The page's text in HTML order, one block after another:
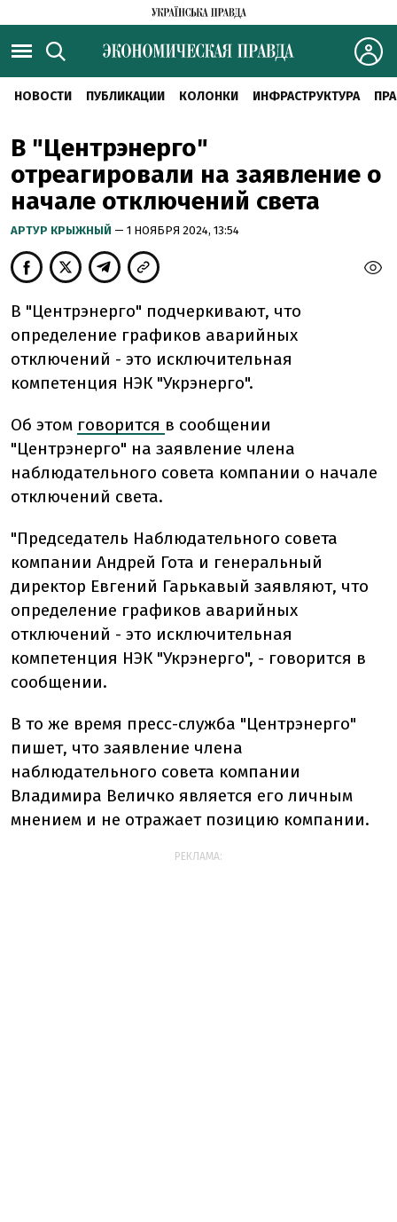
НОВОСТИ ПУБЛИКАЦИИ КОЛОНКИ ИНФРАСТРУКТУРА
В "Центрэнерго"
отреагировали на заявление о
начале отключений света
АРТУР КРЫЖНЫЙ — 1 НОЯБРЯ 2024, 13:54
В "Центрэнерго" подчеркивают, что
определение графиков аварийных
отключений - это исключительная
компетенция НЭК "Укрэнерго".
Об этом говорится в сообщении
"Центрэнерго" на заявление члена
наблюдательного совета компании о начале
отключений света.
"Председатель Наблюдательного совета
компании Андрей Гота и генеральный
директор Евгений Гарькавый заявляют, что
определение графиков аварийных
отключений - это исключительная
компетенция НЭК "Укрэнерго", - говорится в
сообщении.
В то же время пресс-служба "Центрэнерго"
пишет, что заявление члена
наблюдательного совета компании
Владимира Величко является его личным
мнением и не отражает позицию компании.
РЕКЛАМА: